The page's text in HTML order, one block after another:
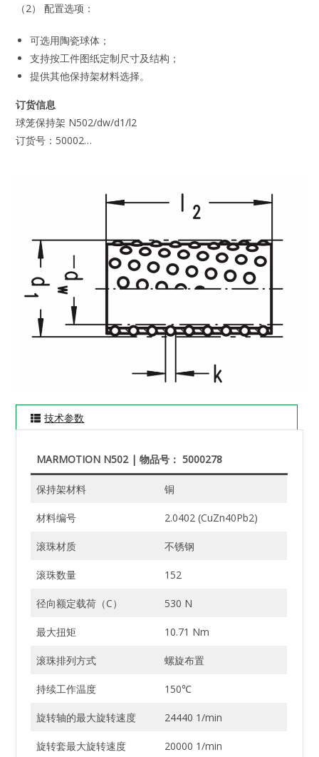
（2） 配置选项：
可选用陶瓷球体；
支持按工件图纸定制尺寸及结构；
提供其他保持架材料选择。
订货信息
球笼保持架 N502/dw/d1/l2
订货号：50002…
技术参数
MARMOTION N502 | 物品号： 5000278
保持架材料 铜
材料编号 2.0402 (CuZn40Pb2)
滚珠材质 不锈钢
滚珠数量 152
径向额定载荷（C） 530 N
最大扭矩 10.71 Nm
滚珠排列方式 螺旋布置
持续工作温度 150℃
旋转轴的最大旋转速度 24440 1/min
旋转套最大旋转速度 20000 1/min